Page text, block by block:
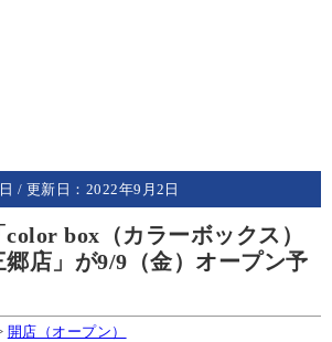
/ 更新日： 2022年9月2日
box（カラーボックス）
郷店」が9/9（金）オープン予
開店（オープン）